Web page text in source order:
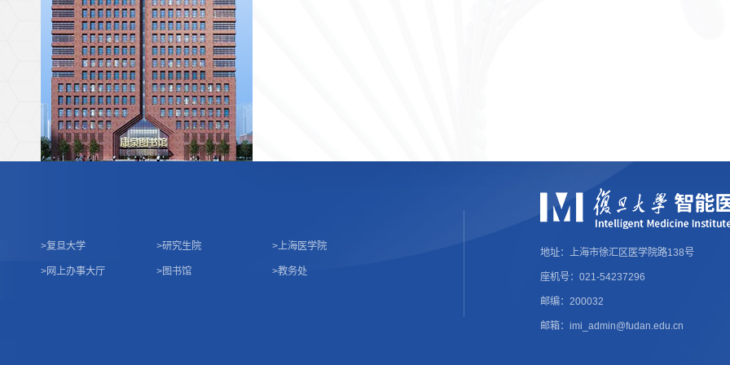
>复旦大学 >研究生院 >上海医学院
>网上办事大厅 >图书馆 >教务处
地址：上海市徐汇区医学院路138号
座机号：021-54237296
邮编：200032
邮箱：imi_admin@fudan.edu.cn